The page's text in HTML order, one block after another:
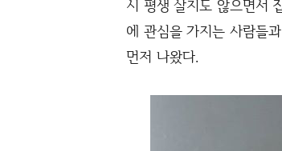
시 평생 살지도 않으면서
에 관심을 가지는 사람들
먼저 나왔다.